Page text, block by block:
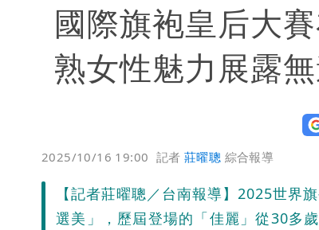
國際旗袍皇后大
熟女性魅力展露
2025/10/16 19:00 記者莊曜聰 綜合報導
【記者莊曜聰／台南報導】2025世界
選美」，歷屆登場的「佳麗」從30多